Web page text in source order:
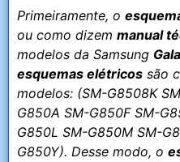
Primeiramente, o
ou como dizem manual
modelos da Samsung
esquemas elétricos são
modelos: (SM-G8508K
G850A SM-G850F SM-
G850L SM-G850M SM-
G850Y). Desse modo, o